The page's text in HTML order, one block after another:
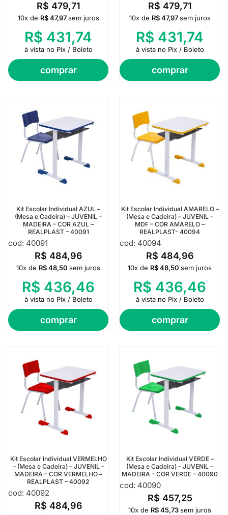
R$ 479,71
comprar
10x de R$47,97 sem juros
R$ 431,74
à vista no Pix / Boleto
R$ 479,71
comprar
10x de R$47,97 sem juros
R$ 431,74
à vista no Pix / Boleto
Kit Escolar Individual AZUL –
(Mesa e Cadeira) – JUVENIL –
MADEIRA – COR AZUL –
REALPLAST – 40091
cod: 40091
R$ 484,96
comprar
10x de R$48,50 sem juros
R$ 436,46
à vista no Pix / Boleto
Kit Escolar Individual AMARELO –
(Mesa e Cadeira) – JUVENIL –
MDF – COR AMARELO –
REALPLAST- 40094
cod: 40094
R$ 484,96
comprar
10x de R$48,50 sem juros
R$ 436,46
à vista no Pix / Boleto
Kit Escolar Individual VERMELHO
– (Mesa e Cadeira) – JUVENIL –
MADEIRA – COR VERMELHO –
REALPLAST – 40092
cod: 40092
R$ 484,96
Kit Escolar Individual VERDE –
(Mesa e Cadeira) – JUVENIL –
MADEIRA – COR VERDE – 40090
cod: 40090
R$ 457,25
10x de R$45,73sem juros